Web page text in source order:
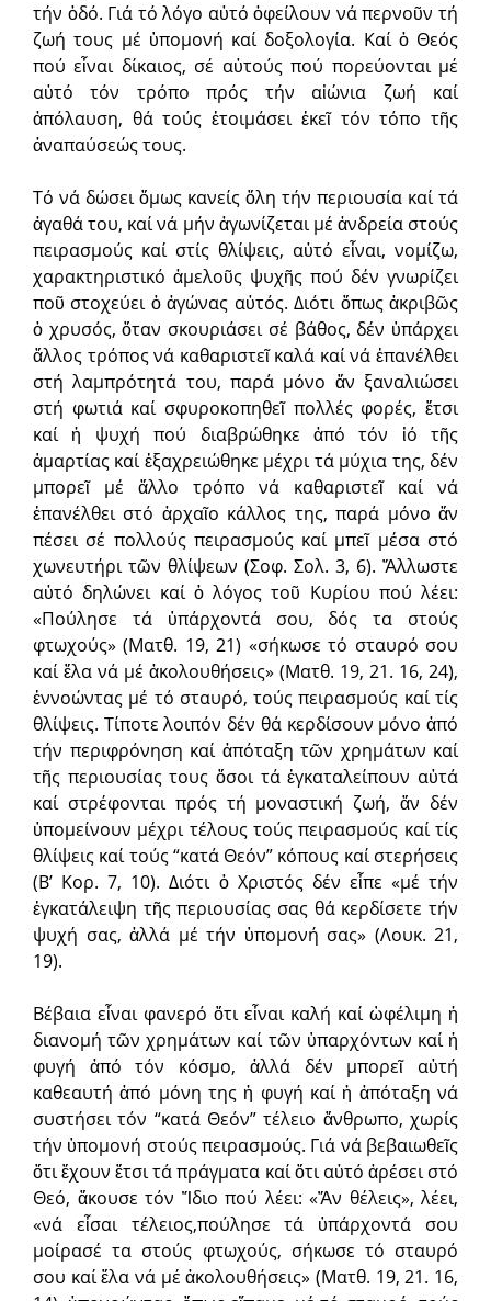
τήν ὁδό. Γιά τό λόγο αὐτό ὀφείλουν νά περνοῦν τή
ζωή τους μέ ὑπομονή καί δοξολογία. Καί ὁ Θεός
πού εἶναι δίκαιος, σέ αὐτούς πού πορεύονται μέ
αὐτό τόν τρόπο πρός τήν αἰώνια ζωή καί
ἀπόλαυση, θά τούς ἑτοιμάσει ἐκεῖ τόν τόπο τῆς
ἀναπαύσεώς τους.
Τό νά δώσει ὅμως κανείς ὅλη τήν περιουσία καί τά
ἀγαθά του, καί νά μήν ἀγωνίζεται μέ ἀνδρεία στούς
πειρασμούς καί στίς θλίψεις, αὐτό εἶναι, νομίζω,
χαρακτηριστικό ἀμελοῦς ψυχῆς πού δέν γνωρίζει
ποῦ στοχεύει ὁ ἀγώνας αὐτός. Διότι ὅπως ἀκριβῶς
ὁ χρυσός, ὅταν σκουριάσει σέ βάθος, δέν ὑπάρχει
ἄλλος τρόπος νά καθαριστεῖ καλά καί νά ἐπανέλθει
στή λαμπρότητά του, παρά μόνο ἄν ξαναλιώσει
στή φωτιά καί σφυροκοπηθεῖ πολλές φορές, ἔτσι
καί ἡ ψυχή πού διαβρώθηκε ἀπό τόν ἰό τῆς
ἁμαρτίας καί ἐξαχρειώθηκε μέχρι τά μύχια της, δέν
μπορεῖ μέ ἄλλο τρόπο νά καθαριστεῖ καί νά
ἐπανέλθει στό ἀρχαῖο κάλλος της, παρά μόνο ἄν
πέσει σέ πολλούς πειρασμούς καί μπεῖ μέσα στό
χωνευτήρι τῶν θλίψεων (Σοφ. Σολ. 3, 6). Ἄλλωστε
αὐτό δηλώνει καί ὁ λόγος τοῦ Κυρίου πού λέει:
«Πούλησε τά ὑπάρχοντά σου, δός τα στούς
φτωχούς» (Ματθ. 19, 21) «σήκωσε τό σταυρό σου
καί ἔλα νά μέ ἀκολουθήσεις» (Ματθ. 19, 21. 16, 24),
ἐννοώντας μέ τό σταυρό, τούς πειρασμούς καί τίς
θλίψεις. Τίποτε λοιπόν δέν θά κερδίσουν μόνο ἀπό
τήν περιφρόνηση καί ἀπόταξη τῶν χρημάτων καί
τῆς περιουσίας τους ὅσοι τά ἐγκαταλείπουν αὐτά
καί στρέφονται πρός τή μοναστική ζωή, ἄν δέν
ὑπομείνουν μέχρι τέλους τούς πειρασμούς καί τίς
θλίψεις καί τούς “κατά Θεόν” κόπους καί στερήσεις
(Β’ Κορ. 7, 10). Διότι ὁ Χριστός δέν εἶπε «μέ τήν
ἐγκατάλειψη τῆς περιουσίας σας θά κερδίσετε τήν
ψυχή σας, ἀλλά μέ τήν ὑπομονή σας» (Λουκ. 21,
19).
Βέβαια εἶναι φανερό ὅτι εἶναι καλή καί ὠφέλιμη ἡ
διανομή τῶν χρημάτων καί τῶν ὑπαρχόντων καί ἡ
φυγή ἀπό τόν κόσμο, ἀλλά δέν μπορεῖ αὐτή
καθεαυτή ἀπό μόνη της ἡ φυγή καί ἡ ἀπόταξη νά
συστήσει τόν “κατά Θεόν” τέλειο ἄνθρωπο, χωρίς
τήν ὑπομονή στούς πειρασμούς. Γιά νά βεβαιωθεῖς
ὅτι ἔχουν ἔτσι τά πράγματα καί ὅτι αὐτό ἀρέσει στό
Θεό, ἄκουσε τόν Ἴδιο πού λέει: «Ἄν θέλεις», λέει,
«νά εἶσαι τέλειος,πούλησε τά ὑπάρχοντά σου
μοίρασέ τα στούς φτωχούς, σήκωσε τό σταυρό
σου καί ἔλα νά μέ ἀκολουθήσεις» (Ματθ. 19, 21. 16,